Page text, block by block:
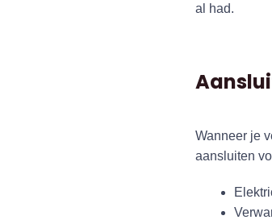
al had.
Wanneer je
aansluiten